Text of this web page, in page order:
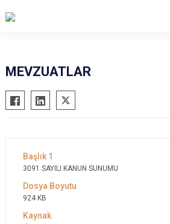
Anamur
Aydıncık
Çamlıyayla
Erdemli
Gülnar
MEVZUATLAR
3091 SAYILI KANUN SUNUMU
924 KB